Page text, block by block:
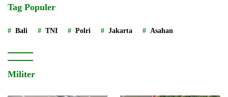
Tag Populer
Bali TNI Polri Jakarta Asahan
Militer